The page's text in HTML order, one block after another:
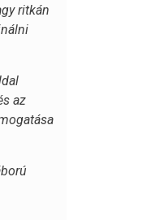
ritkán
az